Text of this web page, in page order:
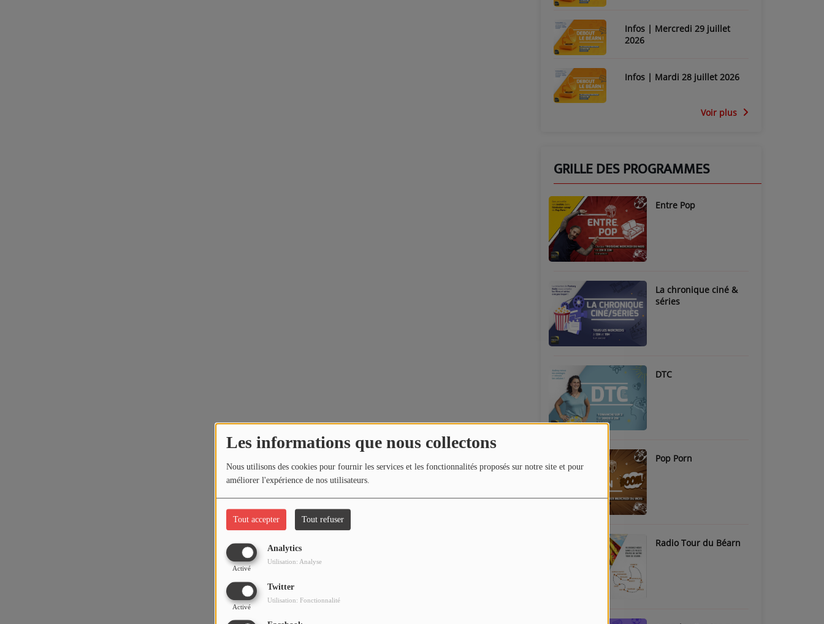
Les informations que nous collectons
Nous utilisons des cookies pour fournir les services et les fonctionnalités proposés sur notre site et pour
améliorer l'expérience de nos utilisateurs.
Tout accepter Tout refuser
Analytics
Activé
Utilisation: Analyse
Twitter
Activé
Utilisation: Fonctionnalité
Infos | Mercredi 29 juillet
2026
Infos | Mardi 28 juillet 2026
Voir plus
GRILLE DES PROGRAMMES
Entre Pop
La chronique ciné &
séries
DTC
Pop Porn
Radio Tour du Béarn